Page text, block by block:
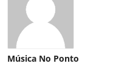
Música No Ponto